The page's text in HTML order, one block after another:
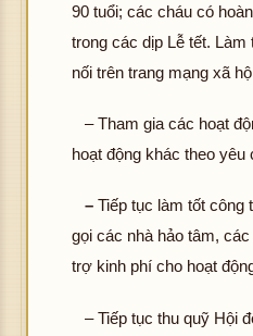
90 tuổi; các cháu có
trong các dịp Lễ tết.
nối trên trang mạng xã
– Tham gia các hoạt
hoạt động khác theo yêu
– Tiếp tục làm tốt công
gọi các nhà hảo tâm,
trợ kinh phí cho hoạt
– Tiếp tục thu quỹ Hội